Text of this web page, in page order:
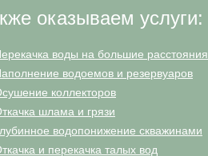
оказываем услуги:
воды на большие расстояния
водоемов и резервуаров
коллекторов
шлама и грязи
водопонижение скважинами
и перекачка талых вод